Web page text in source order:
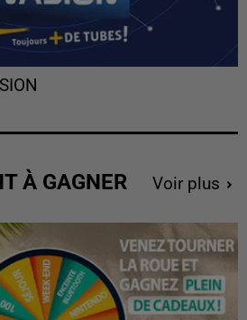
À GAGNER Voir plus